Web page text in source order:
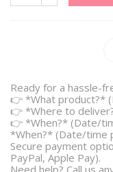
Ready for a hassle-
👉 *What product?*
👉 *Where to
👉 *When?* (Date/
*When?* (Date/time
Secure payment
PayPal, Apple Pay).
Need help? Call us